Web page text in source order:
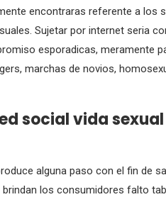
encontraras referente a los
Sujetar por internet seri­a
esporadicas, meramente
marchas de novios,
social vida
alguna paso con el fin de
brindan los consumidores falto